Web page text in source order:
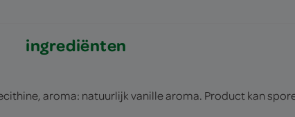
ingrediënten
aroma: natuurlijk vanille aroma. Product kan